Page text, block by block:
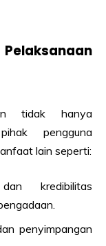
tidak hanya
pengguna
lain seperti:
kredibilitas
penyimpangan